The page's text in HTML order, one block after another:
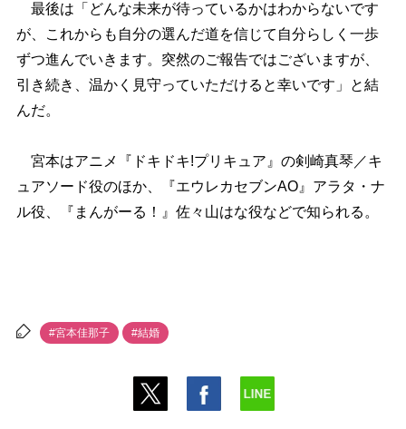
最後は「どんな未来が待っているかはわからないです
が、これからも自分の選んだ道を信じて自分らしく一歩
ずつ進んでいきます。突然のご報告ではございますが、
引き続き、温かく見守っていただけると幸いです」と結
んだ。
宮本はアニメ『ドキドキ!プリキュア』の剣崎真琴／キ
ュアソード役のほか、『エウレカセブンAO』アラタ・ナ
ル役、『まんがーる！』佐々山はな役などで知られる。
#宮本佳那子 #結婚